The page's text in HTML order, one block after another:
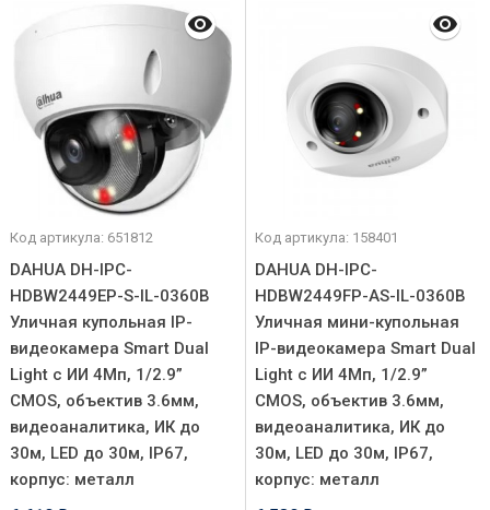
Код артикула: 651812
DAHUA DH-IPC-
HDBW2449EP-S-IL-0360B
Уличная купольная IP-
видеокамера Smart Dual
Light с ИИ 4Мп, 1/2.9”
CMOS, объектив 3.6мм,
видеоаналитика, ИК до
30м, LED до 30м, IP67,
корпус: металл
Код артикула: 158401
DAHUA DH-IPC-
HDBW2449FP-AS-IL-0360B
Уличная мини-купольная
IP-видеокамера Smart Dual
Light с ИИ 4Мп, 1/2.9”
CMOS, объектив 3.6мм,
видеоаналитика, ИК до
30м, LED до 30м, IP67,
корпус: металл